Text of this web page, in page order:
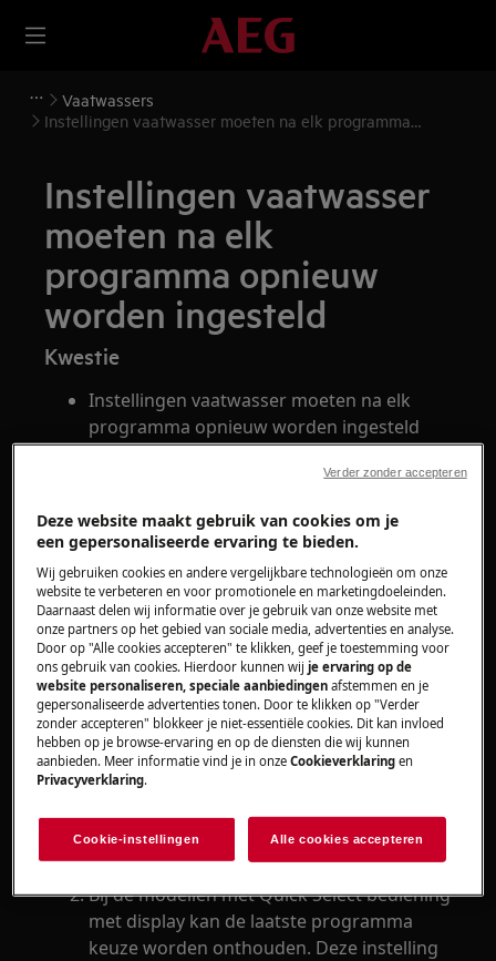
Vaatwassers
Instellingen vaatwasser moeten na elk programma
Instellingen vaatwasser
moeten na elk
programma opnieuw
worden ingesteld
Kwestie
Instellingen vaatwasser moeten na elk
programma opnieuw worden ingesteld
Vaatwasser
Oplossing
Het is normaal de instelling van de
vaatwasser na elk programma opnieuw
moeten worden ingesteld. Sinds de
Europese regelgeving van het derde
kwartaal van 2012, is het verplicht dat bij
het inschakelen van de vaatwasser
automatisch op het ECO 50 programma
terecht komt. Alle instellingen, zoals
MultiTab, Xtra-Dry enz. worden bij einde
van het programma weer uitgeschakeld.
Bij de modellen met Quick Select bediening
met display kan de laatste programma
keuze worden onthouden. Deze instelling
Deze website maakt gebruik van cookies om je
een gepersonaliseerde ervaring te bieden.
Wij gebruiken cookies en andere vergelijkbare technologieën om onze
website te verbeteren en voor promotionele en marketingdoeleinden.
Daarnaast delen wij informatie over je gebruik van onze website met
onze partners op het gebied van sociale media, advertenties en analyse.
Door op "Alle cookies accepteren" te klikken, geef je toestemming voor
ons gebruik van cookies. Hierdoor kunnen wijje ervaring op de
website personaliseren, speciale aanbiedingen afstemmen en je
gepersonaliseerde advertenties tonen. Door te klikken op "Verder
zonder accepteren" blokkeer je niet-essentiële cookies. Dit kan invloed
hebben op je browse-ervaring en op de diensten die wij kunnen
aanbieden. Meer informatie vind je in onzeCookieverklaring en
Privacyverklaring.
Cookie-instellingen Alle cookies accepteren
Verder zonder accepteren